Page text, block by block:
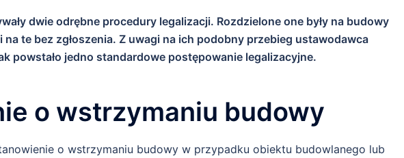
dwie odrębne procedury legalizacji. Rozdzielone one były na budowy
te bez zgłoszenia. Z uwagi na ich podobny przebieg ustawodawca
powstało jedno standardowe postępowanie legalizacyjne.
o wstrzymaniu budowy
o wstrzymaniu budowy w przypadku obiektu budowlanego lub